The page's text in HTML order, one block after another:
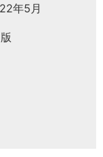
年5月